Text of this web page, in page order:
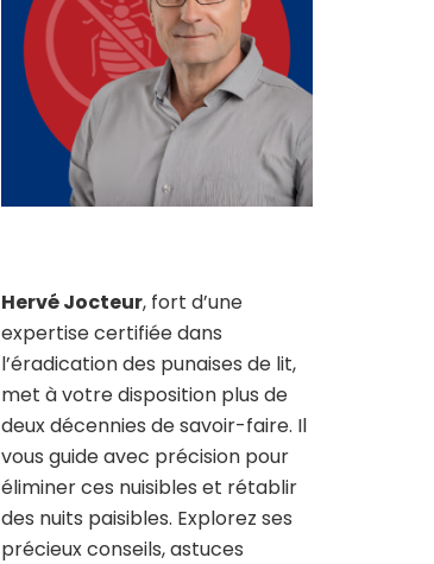
Hervé Jocteur, fort d’une
expertise certifiée dans
l’éradication des punaises de lit,
met à votre disposition plus de
deux décennies de savoir-faire. Il
vous guide avec précision pour
éliminer ces nuisibles et rétablir
des nuits paisibles. Explorez ses
précieux conseils, astuces